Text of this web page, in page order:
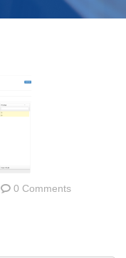
0 Comments